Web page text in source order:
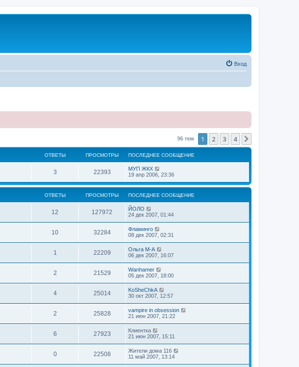
Вход
96 тем 1 2 3 4
ОТВЕТЫ ПРОСМОТРЫ ПОСЛЕДНЕЕ СООБЩЕНИЕ
3 22393
МУП ЖКХ
19 апр 2006, 23:36
ОТВЕТЫ ПРОСМОТРЫ ПОСЛЕДНЕЕ СООБЩЕНИЕ
12 127972
ЙОЛО
24 дек 2007, 01:44
10 32284
Фламинго
08 дек 2007, 02:31
1 22209
Ольга М-А
06 дек 2007, 16:07
2 21529
Wanhamer
05 дек 2007, 18:00
4 25014
KoSheChkA
30 окт 2007, 12:57
2 25828
vampire in obsession
21 июн 2007, 21:22
6 27923
Клиентка
21 июн 2007, 15:11
0 22508
Жители дома 116
11 май 2007, 13:14